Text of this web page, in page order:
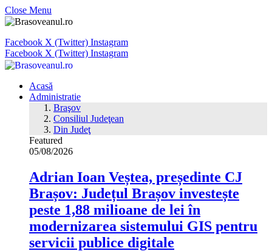
Close Menu
Facebook X (Twitter) Instagram
Facebook X (Twitter) Instagram
Acasă
Administratie
Braşov
Consiliul Judeţean
Din Judeţ
Featured
05/08/2026
Adrian Ioan Veștea, președinte CJ
Brașov: Județul Brașov investește
peste 1,88 milioane de lei în
modernizarea sistemului GIS pentru
servicii publice digitale